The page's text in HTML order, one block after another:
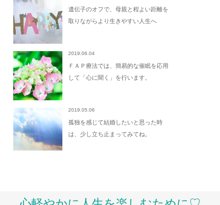
遺伝子のオフで、母親と程よい距離を
取りながらより生きやすい人生へ
2019.06.04
ＦＡＰ療法では、簡易的な催眠を応用
して「心に聞く」を行います。
2019.05.06
孤独を感じて結婚したいと思った時
は、少し立ち止まってみてね。